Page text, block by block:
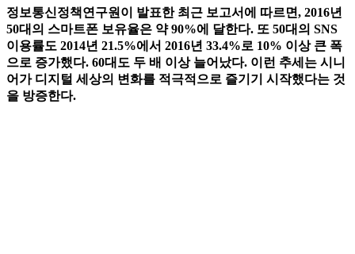
정보통신정책연구원이 발표한 최근 보고서에 따르면, 2016년
50대의 스마트폰 보유율은 약 90%에 달한다. 또 50대의 SNS
이용률도 2014년 21.5%에서 2016년 33.4%로 10% 이상 큰 폭
으로 증가했다. 60대도 두 배 이상 늘어났다. 이런 추세는 시니
어가 디지털 세상의 변화를 적극적으로 즐기기 시작했다는 것
을 방증한다.